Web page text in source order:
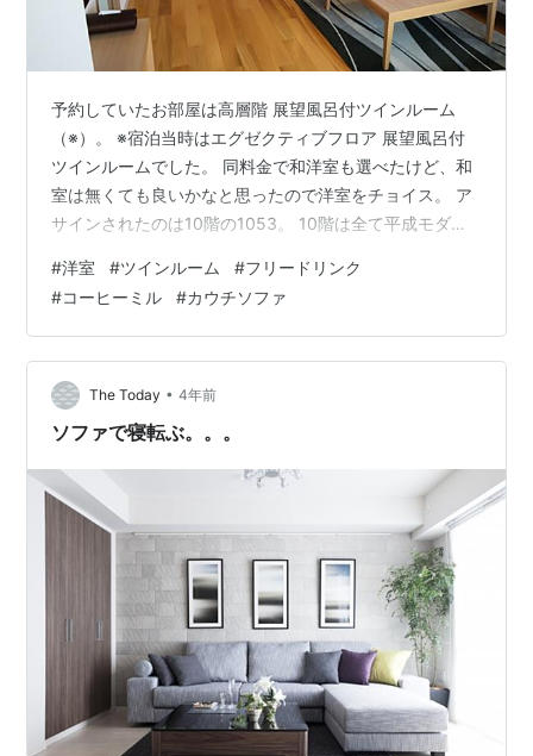
予約していたお部屋は高層階 展望風呂付ツインルーム
（※）。 ※宿泊当時はエグゼクティブフロア 展望風呂付
ツインルームでした。 同料金で和洋室も選べたけど、和
室は無くても良いかなと思ったので洋室をチョイス。 ア
サインされたのは10階の1053。 10階は全て平成モダン
たのでこれは嬉しい！ カードキー（1人1枚ずつ貰えまし
た）で開錠します。 ドアはオートロック。 玄関はゆった
りサイズです。 館内履きは下駄とスリッパの2種類。 玄
関付近には4人掛けのテーブル椅子席。 PC作業で活用し
ました。 入口付近だけでもゆとりのある広さです✨ コー
ヒーはカプセ…
#洋室 #ツインルーム #フリードリンク
#コーヒーミル #カウチソファ
The Today • 4年前
ソファで寝転ぶ。。。